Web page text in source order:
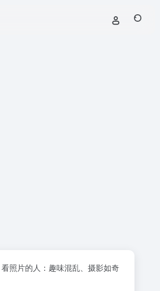
照片的人：趣味混乱、摄影如奇